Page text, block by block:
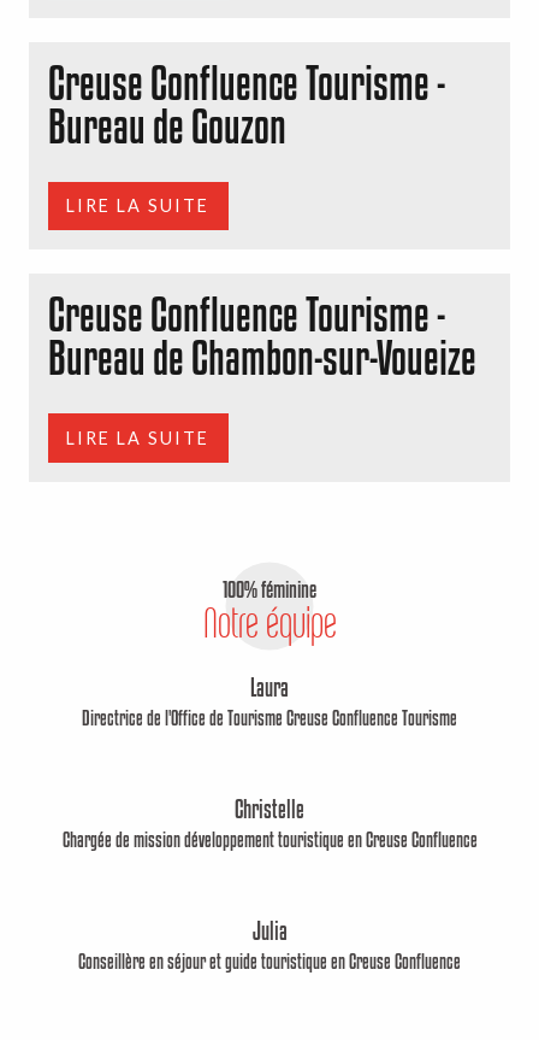
Creuse Confluence Tourisme -
Bureau de Gouzon
LIRE LA SUITE
Creuse Confluence Tourisme -
Bureau de Chambon-sur-Voueize
LIRE LA SUITE
100% féminine
Notre équipe
Laura
Directrice de l'Office de Tourisme Creuse Confluence Tourisme
Christelle
Chargée de mission développement touristique en Creuse Confluence
Julia
Conseillère en séjour et guide touristique en Creuse Confluence